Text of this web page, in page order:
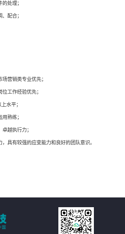
处理；
配合；
营销类专业优先；
工作经验优先；
水平；
熟练；
越执行力；
具有较强的应变能力和良好的团队意识。